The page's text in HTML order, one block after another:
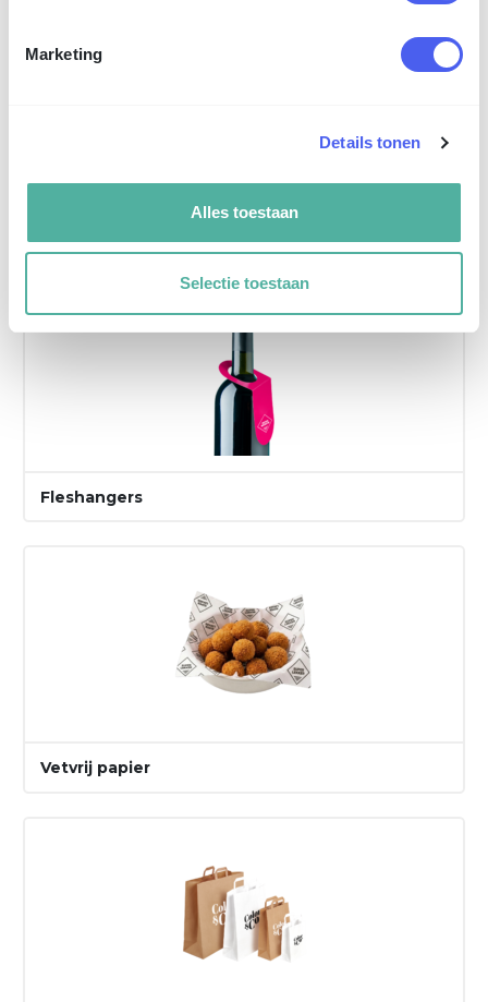
Marketing
Details tonen
Alles toestaan
Selectie toestaan
Nieuwin ons assortiment
Fleshangers
Vetvrij papier